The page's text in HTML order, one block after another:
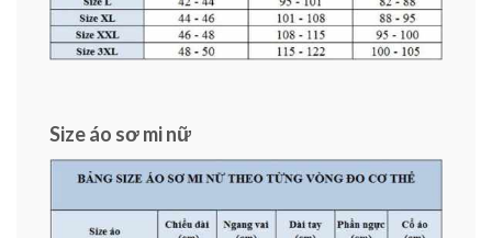
Size áo sơ mi nữ